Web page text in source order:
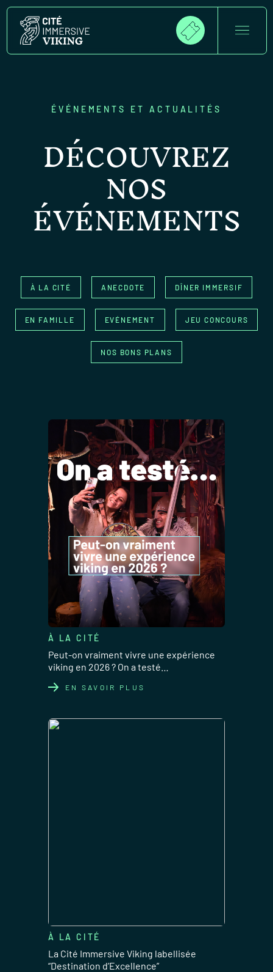
ÉVÉNEMENTS ET ACTUALITÉS
DÉCOUVREZ
NOS
ÉVÉNEMENTS
À LA CITÉ ANECDOTE DÎNER IMMERSIF
EN FAMILLE EVÉNEMENT JEU CONCOURS
NOS BONS PLANS
EN SAVOIR PLUS
À LA CITÉ
Peut-on vraiment vivre une expérience
viking en 2026 ? On a testé…
À LA CITÉ
La Cité Immersive Viking labellisée
“Destination d’Excellence”